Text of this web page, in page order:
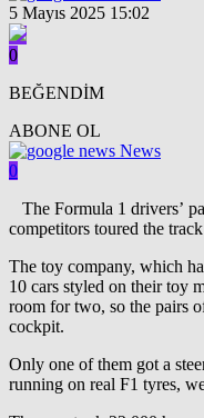
5 Mayıs 2025 15:02
0
BEĞENDİM
ABONE OL
News
0
The Formula 1 drivers’
competitors toured the
The toy company, which
10 cars styled on their toy
room for two, so the pairs
cockpit.
Only one of them got a
running on real F1 tyres,